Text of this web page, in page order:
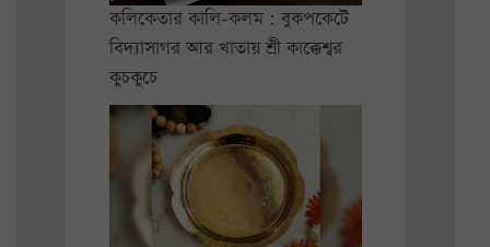
কলিকেতার কালি-কলম : বুকপকেটে
বিদ্যাসাগর আর খাতায় শ্রী কাক্কেশ্বর
কুচকুচে